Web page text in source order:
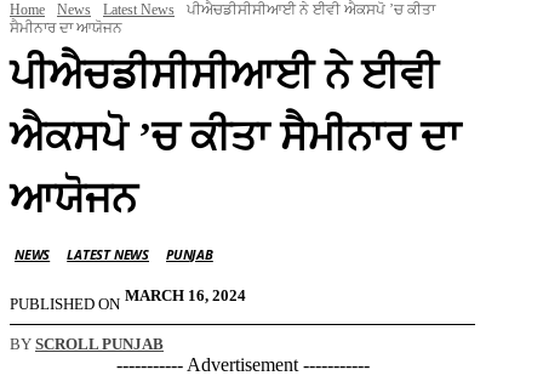
Home News Latest News
ਪੀਐਚਡੀਸੀਸੀਆਈ ਨੇ ਈਵੀ ਐਕਸਪੋ ’ਚ ਕੀਤਾ
ਸੈਮੀਨਾਰ ਦਾ ਆਯੋਜਨ
ਪੀਐਚਡੀਸੀਸੀਆਈ ਨੇ ਈਵੀ
ਐਕਸਪੋ ’ਚ ਕੀਤਾ ਸੈਮੀਨਾਰ ਦਾ
ਆਯੋਜਨ
NEWS LATEST NEWS PUNJAB
PUBLISHED ON MARCH 16, 2024
BY SCROLL PUNJAB
----------- Advertisement -----------